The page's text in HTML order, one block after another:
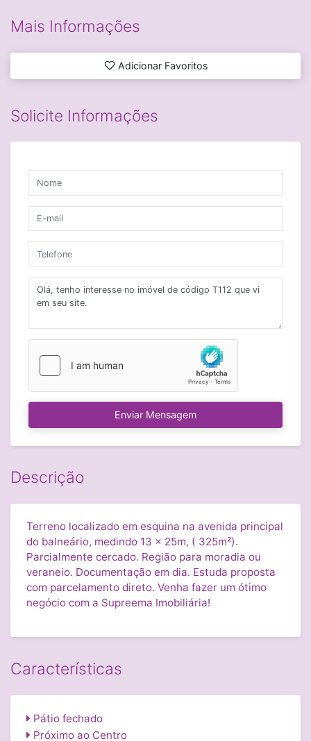
Mais Informações
Adicionar Favoritos
Solicite Informações
Enviar Mensagem
Descrição
Terreno localizado em esquina na avenida principal
do balneário, medindo 13 x 25m, ( 325m²).
Parcialmente cercado. Região para moradia ou
veraneio. Documentação em dia. Estuda proposta
com parcelamento direto. Venha fazer um ótimo
negócio com a Supreema Imobiliária!
Características
Pátio fechado
Próximo ao Centro